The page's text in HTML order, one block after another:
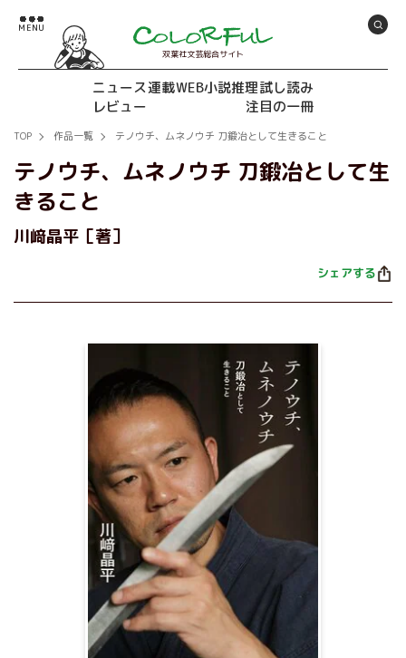
双葉社文芸総合サイト
ニュース連載WEB小説推理試し読み
レビュー
注目の一冊
TOP 作品一覧 テノウチ、ムネノウチ 刀鍛冶として生きること
テノウチ、ムネノウチ 刀鍛冶として生
きること
川﨑晶平［著］
シェアする